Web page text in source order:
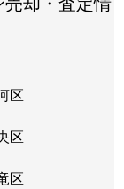
区
区
区